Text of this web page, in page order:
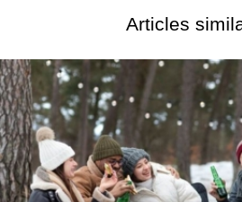
Articles